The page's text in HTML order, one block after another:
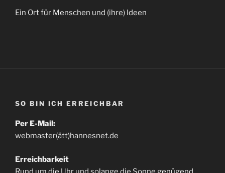
Ein Ort für Menschen und (ihre) Ideen
SO BIN ICH ERREICHBAR
Per E-Mail:
webmaster(ätt)hannesnet.de
Erreichbarkeit